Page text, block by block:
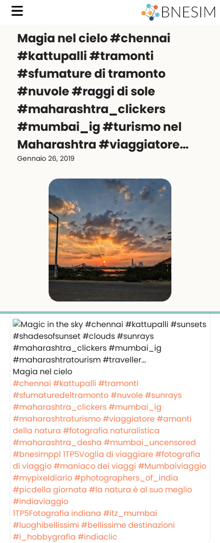
Magia nel cielo #chennai
#kattupalli #tramonti
#sfumature di tramonto
#nuvole #raggi di sole
#maharashtra_clickers
#mumbai_ig #turismo nel
Maharashtra #viaggiatore…
Gennaio 26, 2019
Magia nel cielo
#chennai #kattupalli #tramonti
#sfumaturedeltramonto#nuvole#sunrays
#maharashtra_clickers#mumbai_ig
#maharashtraturismo#viaggiatore#amanti
della natura #fotografia naturalistica
#maharashtra_desha #mumbai_uncensored
#bnesimppl 1TP5Voglia di viaggiare#fotografia
di viaggio#maniaco dei viaggi #Mumbaiviaggio
#mypixeldiario#photographers_of_india
#picdella giornata #la natura è al suo meglio
#indiaviaggio
1TP5Fotografia indiana #itz_mumbai
#luoghibellissimi #bellissime destinazioni
#i_hobbygrafia #indiaclic